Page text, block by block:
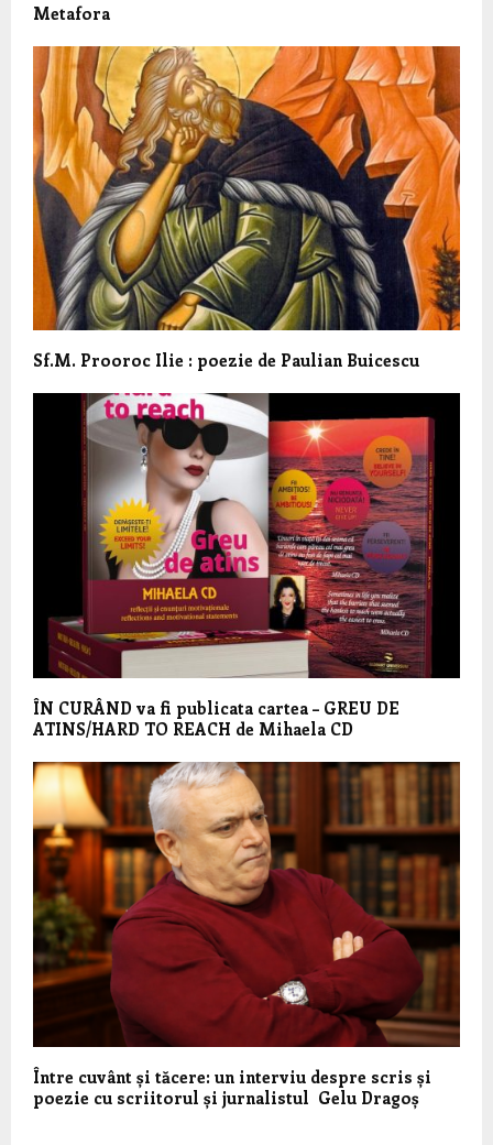
Metafora
Sf.M. Prooroc Ilie : poezie de Paulian Buicescu
ÎN CURÂND va fi publicata cartea – GREU DE
ATINS/HARD TO REACH de Mihaela CD
Între cuvânt și tăcere: un interviu despre scris și
poezie cu scriitorul și jurnalistul Gelu Dragoș